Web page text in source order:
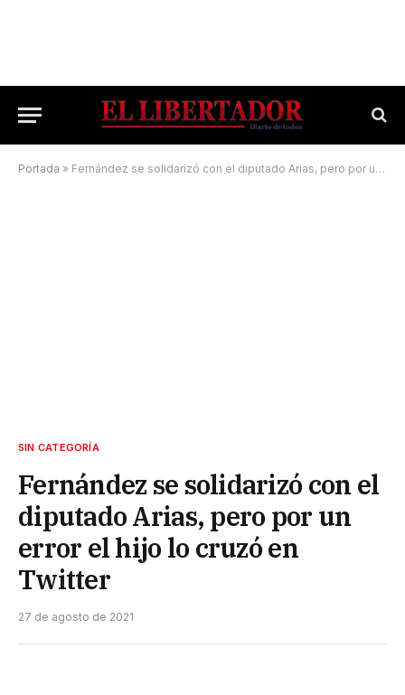
Portada » Fernández se solidarizó con el diputado Arias, pero por un error el hijo lo cruzó en Twitter
SIN CATEGORÍA
Fernández se solidarizó con el
diputado Arias, pero por un
error el hijo lo cruzó en
Twitter
27 de agosto de 2021